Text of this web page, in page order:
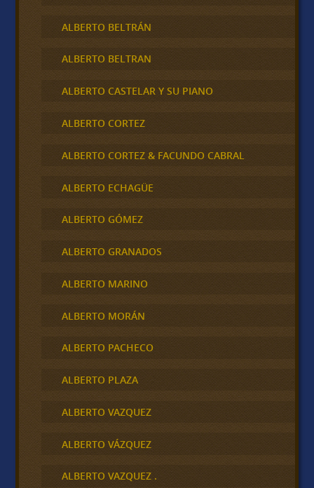
ALBERTO BELTRÁN
ALBERTO BELTRAN
ALBERTO CASTELAR Y SU PIANO
ALBERTO CORTEZ
ALBERTO CORTEZ & FACUNDO CABRAL
ALBERTO ECHAGÜE
ALBERTO GÓMEZ
ALBERTO GRANADOS
ALBERTO MARINO
ALBERTO MORÁN
ALBERTO PACHECO
ALBERTO PLAZA
ALBERTO VAZQUEZ
ALBERTO VÁZQUEZ
ALBERTO VAZQUEZ .